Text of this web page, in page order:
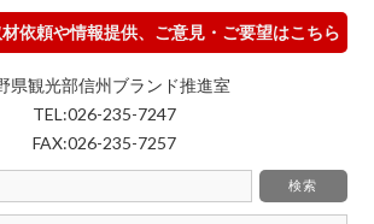
依頼や情報提供、ご意見・ご要望はこちら
県観光部信州ブランド推進室
TEL:026-235-7247
FAX:026-235-7257